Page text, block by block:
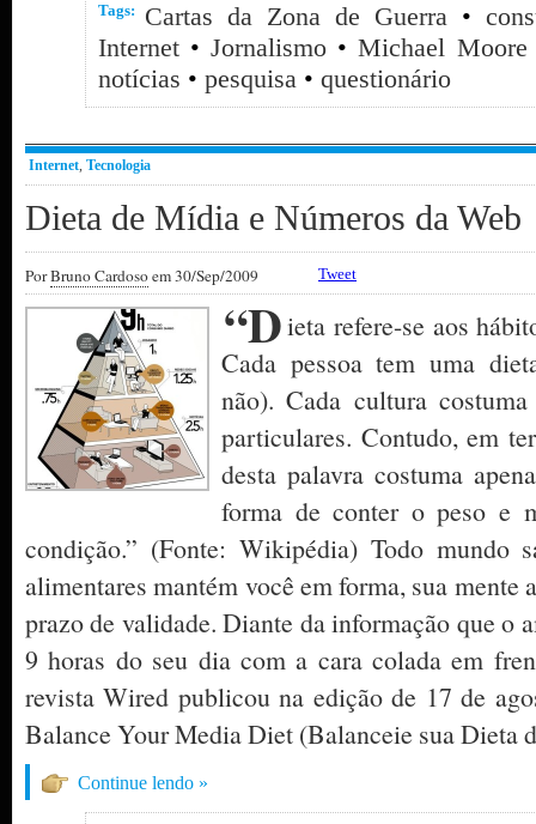
Tags: Cartas da Zona de Guerra •
Internet •Jornalismo •Michael Moore
notícias • pesquisa • questionário
Internet, Tecnologia
Dieta de Mídia e Números da Web
PorBruno Cardosoem 30/Sep/2009 Tweet
“Dieta refere-se aos
Cada pessoa tem uma
não). Cada cultura
particulares. Contudo, em
desta palavra costuma
forma de conter o peso e
condição.” (Fonte: Wikipédia) Todo mundo
alimentares mantém você em forma, sua mente
prazo de validade. Diante da informação que o
9 horas do seu dia com a cara colada em
revista Wired publicou na edição de 17 de
Balance Your Media Diet (Balanceie sua
Continue lendo »